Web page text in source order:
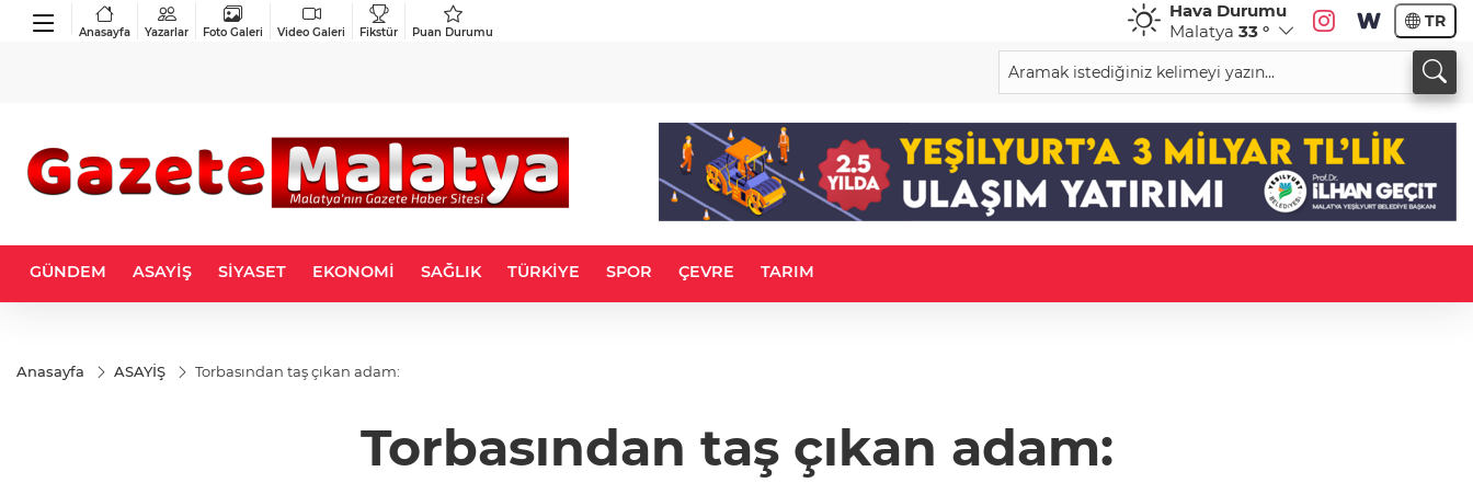
Anasayfa Yazarlar Foto Galeri Video Galeri Fikstür Puan Durumu
Hava Durumu
Malatya 33 ° TR
GÜNDEM ASAYİŞ SİYASET EKONOMİ SAĞLIK TÜRKİYE SPOR ÇEVRE TARIM
Anasayfa ASAYİŞ Torbasından taş çıkan adam:
Torbasından taş çıkan adam: